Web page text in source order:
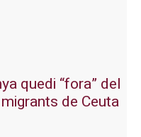
quedi “fora” del
de Ceuta